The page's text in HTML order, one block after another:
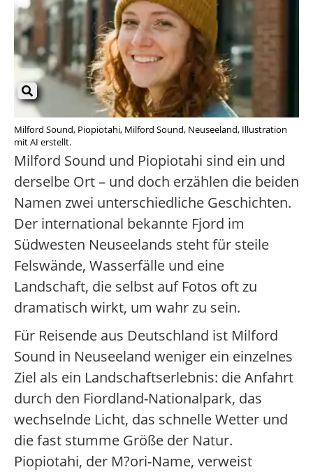
Milford Sound, Piopiotahi, Milford Sound, Neuseeland, Illustration
mit AI erstellt.
Milford Sound und Piopiotahi sind ein und
derselbe Ort – und doch erzählen die beiden
Namen zwei unterschiedliche Geschichten.
Der international bekannte Fjord im
Südwesten Neuseelands steht für steile
Felswände, Wasserfälle und eine
Landschaft, die selbst auf Fotos oft zu
dramatisch wirkt, um wahr zu sein.
Für Reisende aus Deutschland ist Milford
Sound in Neuseeland weniger ein einzelnes
Ziel als ein Landschaftserlebnis: die Anfahrt
durch den Fiordland-Nationalpark, das
wechselnde Licht, das schnelle Wetter und
die fast stumme Größe der Natur.
Piopiotahi, der M?ori-Name, verweist